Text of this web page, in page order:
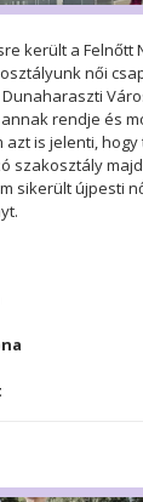
került a Felnőtt
női
rendje és
azt is jelenti,
szakosztály
sikerült újpesti